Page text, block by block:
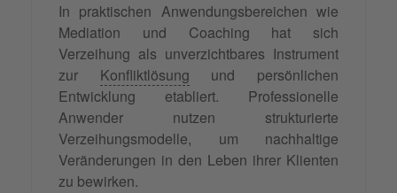
In praktischen Anwendungsbereichen wie
Mediation und Coaching hat sich
Verzeihung als unverzichtbares Instrument
zur Konfliktlösung und persönlichen
Entwicklung etabliert. Professionelle
Anwender nutzen strukturierte
Verzeihungsmodelle, um nachhaltige
Veränderungen in den Leben ihrer Klienten
zu bewirken.